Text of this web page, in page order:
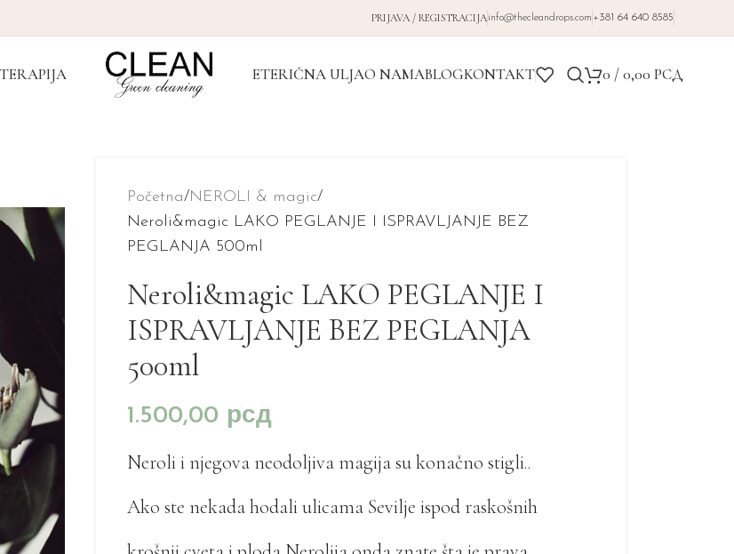
PRIJAVA / REGISTRACIJAinfo@thecleandrops.com +381 64 640 8585
ETERIČNA ULJAO NAMABLOGKONTAKT 0 / 0,00 РСД
Početna NEROLI & magic
Neroli&magic LAKO PEGLANJE I ISPRAVLJANJE BEZ
PEGLANJA 500ml
Neroli&magic LAKO PEGLANJE I
ISPRAVLJANJE BEZ PEGLANJA
500ml
1.500,00 рсд
Neroli i njegova neodoljiva magija su konačno stigli..
Ako ste nekada hodali ulicama Sevilje ispod raskošnih